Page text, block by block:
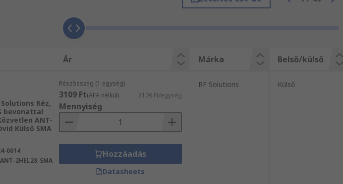
részesülhet másnapi szállítási szolgáltatásunkból.
termékeket.
Ár Márka Belső/külső
Réz,
bevonattal
ANT-
Külső SMA
0614
ANT-2HEL28-SMA
Részösszeg (1 egység)
3109 Ft(ÁFA nélkül) 3109 Ft/egység
Mennyiség
Hozzáadás
Datasheets
RF Solutions Külső